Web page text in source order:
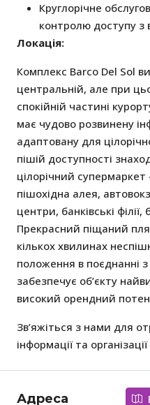
Круглорічне
контролю доступу з
Локація:
Комплекс Barco Del Sol
центральній, але при
спокійній частині
має чудово розвинену
адаптовану для
пішій доступності
цілорічний
пішохідна алея,
центри, банківські
Прекрасний піщаний
кількох хвилинах
положення в
забезпечує об’єкту
високий орендний
Зв’яжіться з нами для
інформації та
Адреса